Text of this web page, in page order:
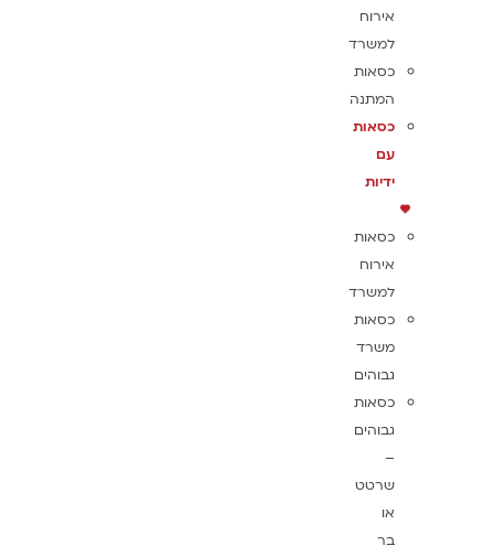
אירוח
למשרד
כסאות
המתנה
כסאות
עם
ידיות
כסאות
אירוח
למשרד
כסאות
משרד
גבוהים
כסאות
גבוהים
–
שרטט
או
בר